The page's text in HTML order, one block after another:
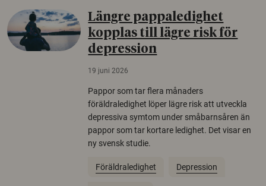
Längre pappaledighet
kopplas till lägre risk för
depression
19 juni 2026
Pappor som tar flera månaders
föräldraledighet löper lägre risk att utveckla
depressiva symtom under småbarnsåren än
pappor som tar kortare ledighet. Det visar en
ny svensk studie.
Föräldraledighet Depression